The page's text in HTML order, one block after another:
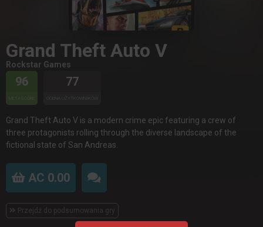
Grand Theft Auto V
Rockstar Games
96
METASCORE
77
OCENA UŻYTKOWNIKÓW
Grand Theft Auto V is a modern crime epic featuring a crew of
three protagonists rolling through the diverse landscape of the
fictional state of San Andreas.
AC 0.00
Przejdź do podsumowania gry